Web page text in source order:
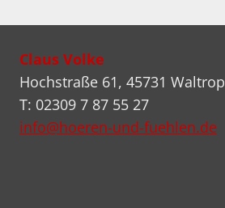
Claus Volke
Hochstraße 61, 45731 Waltrop
T: 02309 7 87 55 27
info@hoeren-und-fuehlen.de